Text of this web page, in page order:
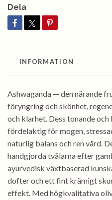
Dela
INFORMATION
Ashwaganda — den närande
föryngring och skönhet,
och klarhet. Dess tonande
fördelaktig för mogen,
naturlig balans och ren vård.
handgjorda tvålarna efter
ayurvedisk växtbaserad
dofter och ett fint krämigt
effekt. Med högkvalitativa